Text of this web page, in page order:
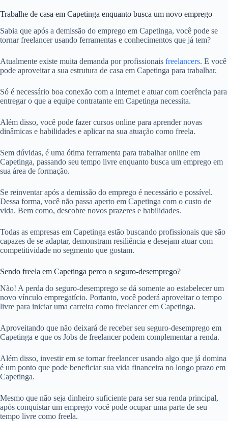
Trabalhe de casa em Capetinga enquanto busca um novo emprego
Sabia que após a demissão do emprego em Capetinga, você pode se
tornar freelancer usando ferramentas e conhecimentos que já tem?
Atualmente existe muita demanda por profissionais freelancers. E você
pode aproveitar a sua estrutura de casa em Capetinga para trabalhar.
Só é necessário boa conexão com a internet e atuar com coerência para
entregar o que a equipe contratante em Capetinga necessita.
Além disso, você pode fazer cursos online para aprender novas
dinâmicas e habilidades e aplicar na sua atuação como freela.
Sem dúvidas, é uma ótima ferramenta para trabalhar online em
Capetinga, passando seu tempo livre enquanto busca um emprego em
sua área de formação.
Se reinventar após a demissão do emprego é necessário e possível.
Dessa forma, você não passa aperto em Capetinga com o custo de
vida. Bem como, descobre novos prazeres e habilidades.
Todas as empresas em Capetinga estão buscando profissionais que são
capazes de se adaptar, demonstram resiliência e desejam atuar com
competitividade no segmento que gostam.
Sendo freela em Capetinga perco o seguro-desemprego?
Não! A perda do seguro-desemprego se dá somente ao estabelecer um
novo vínculo empregatício. Portanto, você poderá aproveitar o tempo
livre para iniciar uma carreira como freelancer em Capetinga.
Aproveitando que não deixará de receber seu seguro-desemprego em
Capetinga e que os Jobs de freelancer podem complementar a renda.
Além disso, investir em se tornar freelancer usando algo que já domina
é um ponto que pode beneficiar sua vida financeira no longo prazo em
Capetinga.
Mesmo que não seja dinheiro suficiente para ser sua renda principal,
após conquistar um emprego você pode ocupar uma parte de seu
tempo livre como freela.